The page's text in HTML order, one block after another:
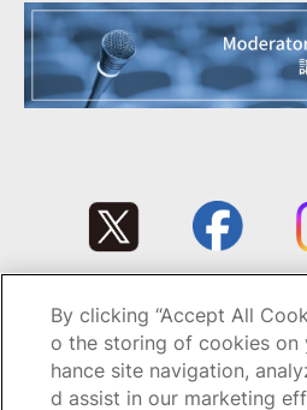
Copyright © 1995-2026 GC
By clicking “Accept All
o the storing of cookies on
hance site navigation,
d assist in our marketing